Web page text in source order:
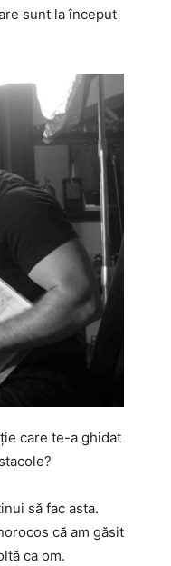
sunt la început
care te-a ghidat
să fac asta.
că am găsit
ca om.